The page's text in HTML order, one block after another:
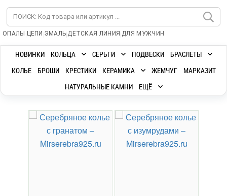
ОПАЛЫ | ЦЕПИ |ЭМАЛЬ|ДЕТСКАЯ ЛИНИЯ |ДЛЯ МУЖЧИН
НОВИНКИ КОЛЬЦА СЕРЬГИ ПОДВЕСКИ
БРАСЛЕТЫ
КОЛЬЕ
БРОШИ КРЕСТИКИ КЕРАМИКА ЖЕМЧУГ
МАРКАЗИТ
НАТУРАЛЬНЫЕ КАМНИ
ЕЩЁ